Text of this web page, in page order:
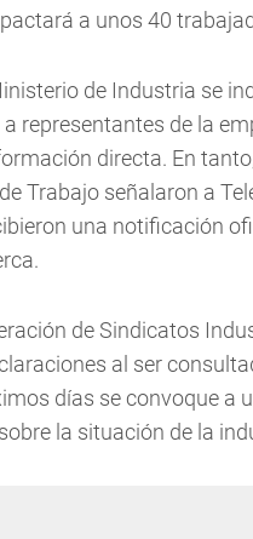
a unos 40
de Industria se
representantes de la
directa. En
Trabajo señalaron a
una notificación
de Sindicatos
al ser
días se convoque a
la situación de la